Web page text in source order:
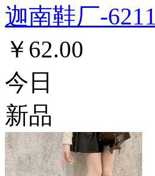
迦南鞋厂-6211
￥62.00
今日
新品